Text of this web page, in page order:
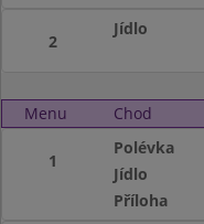
2
Jídlo
Menu Chod
1
Polévka
Jídlo
Příloha